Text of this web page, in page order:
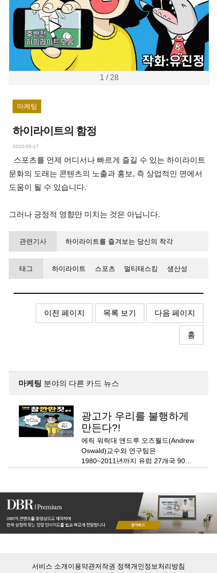
1 / 28
마케팅
하이라이트의 함정
2020-06-17
스포츠를 언제 어디서나 빠르게 즐길 수 있는 하이라이트
문화의 도래는 콘텐츠의 노출과 홍보, 즉 상업적인 면에서
도움이 될 수 있습니다.
그러나 긍정적 영향만 미치는 것은 아닙니다.
관련기사 하이라이트를 즐겨보는 당신의 착각
태그 하이라이트 스포츠 멀티태스킹
생산성
이전 페이지 목록 보기 다음 페이지
홈
마케팅 분야의 다른 카드 뉴스
광고가 우리를 불행하게
만든다?!
에릭 워릭대 앤드루 오즈월드(Andrew
Oswald)교수와 연구팀은
1980~2011년까지 유럽 27개국 90만
광고비 지출과 비교했다.
서비스 소개이용약관저작권 정책개인정보처리방침